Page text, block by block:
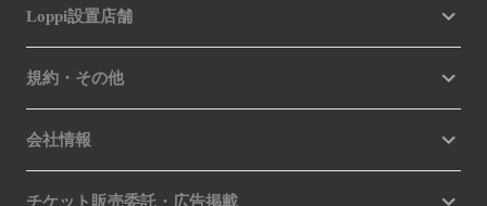
Loppi設置店舗
規約・その他
会社情報
チケット販売委託・広告掲載